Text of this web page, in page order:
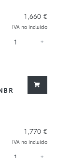
1,660 €
IVA no incluido
+
1,770 €
IVA no incluido
+